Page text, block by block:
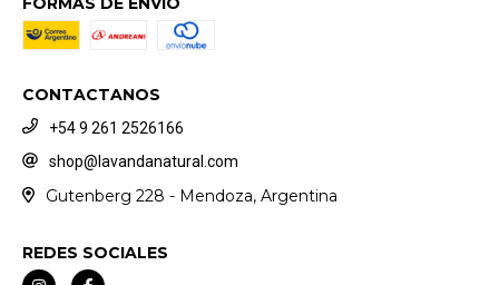
CONTACTANOS
+54 9 261 2526166
shop@lavandanatural.com
Gutenberg 228 - Mendoza, Argentina
REDES SOCIALES